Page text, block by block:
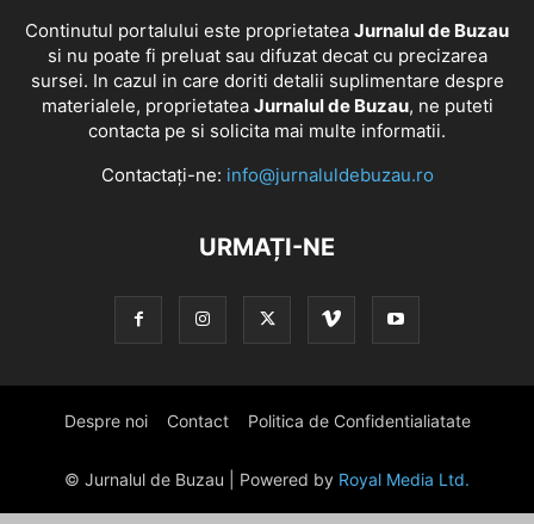
Continutul portalului este proprietatea Jurnalul de Buzau
si nu poate fi preluat sau difuzat decat cu precizarea
sursei. In cazul in care doriti detalii suplimentare despre
materialele, proprietatea Jurnalul de Buzau, ne puteti
contacta pe si solicita mai multe informatii.
Contactați-ne: info@jurnaluldebuzau.ro
URMAȚI-NE
Despre noi Contact Politica de Confidentialiatate
© Jurnalul de Buzau | Powered by Royal Media Ltd.